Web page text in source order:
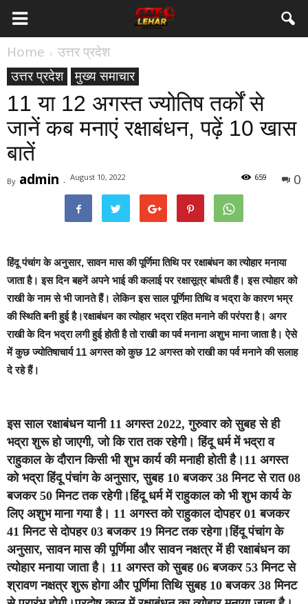
Home
उत्तर प्रदेश
उत्तर प्रदेश
मुख्य समाचार
11 या 12 अगस्त ज्योतिष तर्कों से
जानें कब मनाएं रक्षाबंधन, पढ़ें 10 खास
बातें
By admin - August 10, 2022 0
659
हिंदू पंचांग के अनुसार, सावन मास की पूर्णिमा तिथि पर रक्षाबंधन का त्योहार मनाया
जाता है। इस दिन बहनें अपने भाई की कलाई पर रक्षासूत्र बांधती हैं। इस त्योहार को
राखी के नाम से भी जानते हैं। लेकिन इस साल पूर्णिमा तिथि व भद्रा के कारण भम्र
की स्थिति बनी हुई है।रक्षाबंधन का त्योहार भद्रा रहित मनाने की परंपरा है। अगर
राखी के दिन भद्रा लगी हुई होती है तो राखी का पर्व मनाना अशुभ माना जाता है। ऐसे
में कुछ ज्योतिषाचार्य 11 अगस्त को कुछ 12 अगस्त को राखी का पर्व मनाने की सलाह
दे रहे हैं।
इस साल रक्षाबंधन यानी 11 अगस्त 2022, गुरुवार को सुबह से ही
भद्रा शुरू हो जाएगी, जो कि रात तक रहेगी। हिंदू धर्म में भद्रा व
राहुकाल के दौरान किसी भी शुभ कार्य की मनाही होती है।11 अगस्त
को भद्रा हिंदू पंचांग के अनुसार, सुबह 10 बजकर 38 मिनट से रात 08
बजकर 50 मिनट तक रहेगी।हिंदू धर्म में राहुकाल को भी शुभ कार्य के
लिए अशुभ माना गया है। 11 अगस्त को राहुकाल दोपहर 01 बजकर
41 मिनट से दोपहर 03 बजकर 19 मिनट तक रहेगा।हिंदू पंचांग के
अनुसार, सावन मास की पूर्णिमा और सावन नक्षत्र में ही रक्षाबंधन का
त्योहार मनाया जाता है। 11 अगस्त को सुबह 06 बजकर 53 मिनट से
श्रावण नक्षत्र शुरू होगा और पूर्णिमा तिथि सुबह 10 बजकर 38 मिनट